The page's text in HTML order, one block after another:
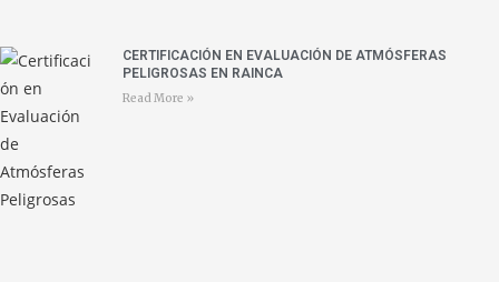
CERTIFICACIÓN EN EVALUACIÓN DE ATMÓSFERAS
PELIGROSAS EN RAINCA
Read More »